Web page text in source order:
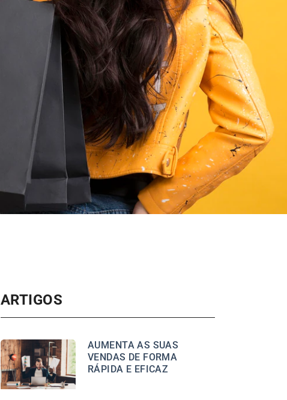
ARTIGOS
AUMENTA AS SUAS
VENDAS DE FORMA
RÁPIDA E EFICAZ